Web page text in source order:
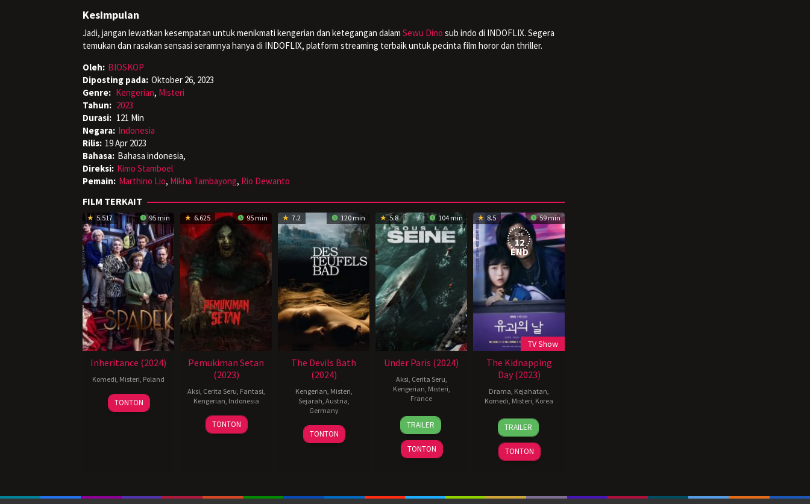
Kesimpulan
Jadi, jangan lewatkan kesempatan untuk menikmati kengerian dan ketegangan dalam Sewu Dino sub indo di INDOFLIX. Segera
temukan dan rasakan sensasi seramnya hanya di INDOFLIX, platform streaming terbaik untuk pecinta film horor dan thriller.
Oleh: BIOSKOP
Diposting pada: Oktober 26, 2023
Genre: Kengerian, Misteri
Tahun: 2023
Durasi: 121 Min
Negara: Indonesia
Rilis: 19 Apr 2023
Bahasa: Bahasa indonesia,
Direksi: Kimo Stamboel
Pemain: Marthino Lio, Mikha Tambayong, Rio Dewanto
FILM TERKAIT
5.517 95 min
Inheritance (2024)
Komedi Misteri Poland
19
Jun
Sylwester
Jakimow
TONTON
6.625 95 min
Pemukiman Setan
(2023)
Aksi Cerita Seru Fantasi
Kengerian Indonesia
25
Jan
Charles
Gozali
TONTON
7.2 120 min
The Devils Bath
(2024)
Kengerian Misteri
Sejarah Austria
Germany
8
Mar
Veronika
Franz
TONTON
5.8 104 min
Under Paris (2024)
Aksi Cerita Seru
Kengerian Misteri
France
5
Jun
2024
Xavier
Gens
TRAILER
TONTON
8.5 59 min
Eps:
12
END
TV Show
The Kidnapping
Day (2023)
Drama Kejahatan
Komedi Misteri Korea
13
Sep
2023
Kim
Je-
young
TRAILER
TONTON